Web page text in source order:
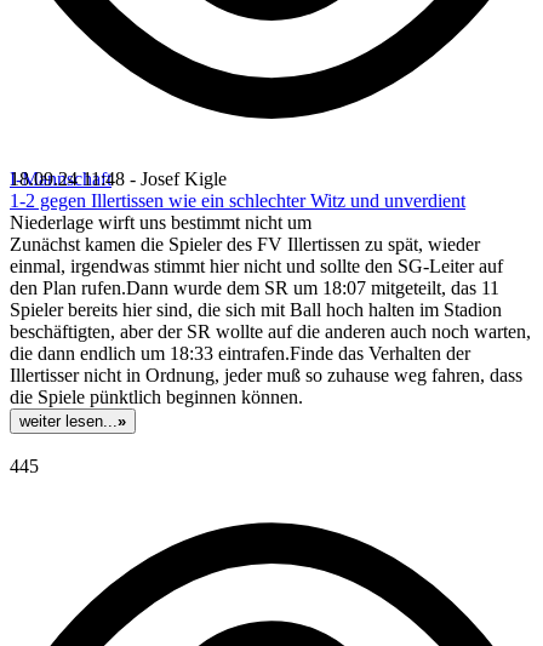
I-Mannschaft
18.09.24 11:48 - Josef Kigle
1-2 gegen Illertissen wie ein schlechter Witz und unverdient
Niederlage wirft uns bestimmt nicht um
Zunächst kamen die Spieler des FV Illertissen zu spät, wieder
einmal, irgendwas stimmt hier nicht und sollte den SG-Leiter auf
den Plan rufen.Dann wurde dem SR um 18:07 mitgeteilt, das 11
Spieler bereits hier sind, die sich mit Ball hoch halten im Stadion
beschäftigten, aber der SR wollte auf die anderen auch noch warten,
die dann endlich um 18:33 eintrafen.Finde das Verhalten der
Illertisser nicht in Ordnung, jeder muß so zuhause weg fahren, dass
die Spiele pünktlich beginnen können.
weiter lesen...»
445